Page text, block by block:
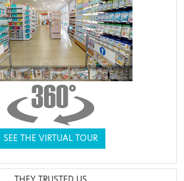
SEE THE VIRTUAL TOUR